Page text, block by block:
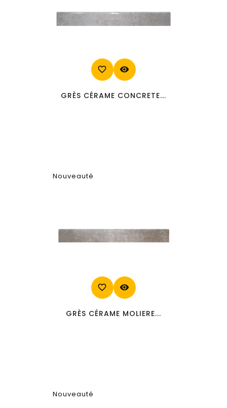
favorite_border visibility
GRÈS CÉRAME CONCRETE...
Nouveauté
favorite_border visibility
GRÈS CÉRAME MOLIERE...
Nouveauté